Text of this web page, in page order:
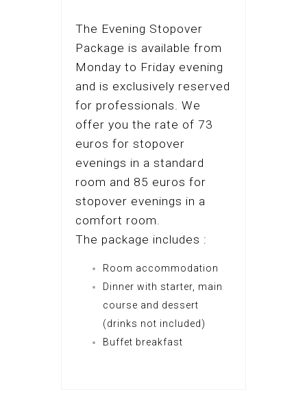
The Evening Stopover
Package is available from
Monday to Friday evening
and is exclusively reserved
for professionals. We
offer you the rate of 73
euros for stopover
evenings in a standard
room and 85 euros for
stopover evenings in a
comfort room.
The package includes :
Room accommodation
Dinner with starter, main
course and dessert
(drinks not included)
Buffet breakfast